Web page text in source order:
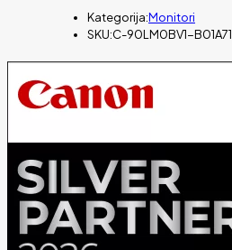
Kategorija:Monitori
SKU:C-90LM0BV1-B01A71